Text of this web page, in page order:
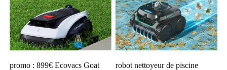
promo : 899€ Ecovacs Goat
robot nettoyeur de piscine